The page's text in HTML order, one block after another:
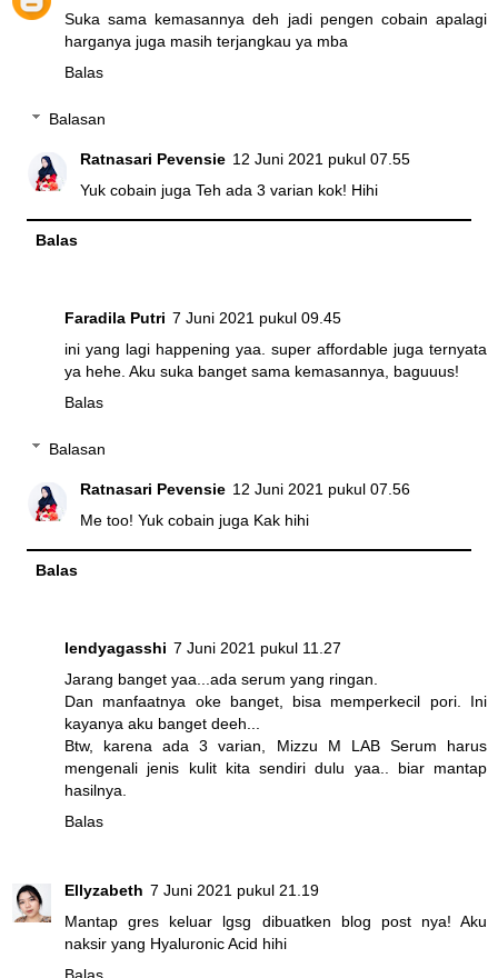
Suka sama kemasannya deh jadi pengen cobain apalagi
harganya juga masih terjangkau ya mba
Balas
Balasan
Ratnasari Pevensie 12 Juni 2021 pukul 07.55
Yuk cobain juga Teh ada 3 varian kok! Hihi
Balas
Faradila Putri 7 Juni 2021 pukul 09.45
ini yang lagi happening yaa. super affordable juga ternyata
ya hehe. Aku suka banget sama kemasannya, baguuus!
Balas
Balasan
Ratnasari Pevensie 12 Juni 2021 pukul 07.56
Me too! Yuk cobain juga Kak hihi
Balas
lendyagasshi 7 Juni 2021 pukul 11.27
Jarang banget yaa...ada serum yang ringan.
Dan manfaatnya oke banget, bisa memperkecil pori. Ini
kayanya aku banget deeh...
Btw, karena ada 3 varian, Mizzu M LAB Serum harus
mengenali jenis kulit kita sendiri dulu yaa.. biar mantap
hasilnya.
Balas
Ellyzabeth 7 Juni 2021 pukul 21.19
Mantap gres keluar lgsg dibuatken blog post nya! Aku
naksir yang Hyaluronic Acid hihi